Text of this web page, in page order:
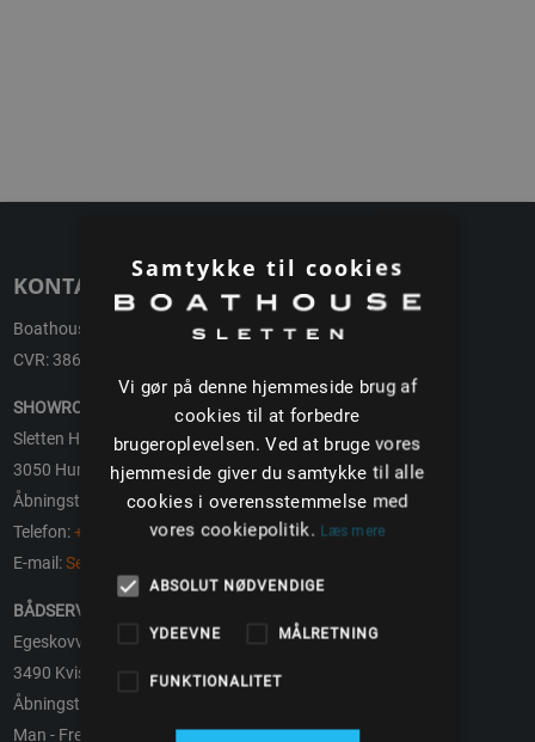
KONTAKT
Boathouse ApS
CVR: 38692496
SHOWROOM
Sletten Havn 3
3050 Humlebæk
Åbningstider: Efter aftale
Telefon:+45 2022 2843
E-mail:Send en mail
BÅDSERVICE, RESERVEDELE OG BÅDOPBEVARING
Egeskovvej 11
3490 Kvistgård
Åbningstider
Man - Fre: 08:00 – 16:00
Samtykke til cookies
Vi gør på denne hjemmeside brug af
cookies til at forbedre
brugeroplevelsen. Ved at bruge vores
hjemmeside giver du samtykke til alle
cookies i overensstemmelse med
vores cookiepolitik. Læs mere
ABSOLUT NØDVENDIGE
YDEEVNE MÅLRETNING
FUNKTIONALITET